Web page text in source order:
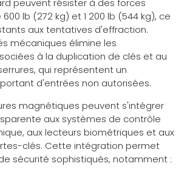
peuvent résister à des forces
lb (272 kg) et 1 200 lb (544 kg), ce
aux tentatives d'effraction.
mécaniques élimine les
à la duplication de clés et au
qui représentent un
d'entrées non autorisées.
magnétiques peuvent s'intégrer
aux systèmes de contrôle
aux lecteurs biométriques et aux
clés. Cette intégration permet
sécurité sophistiqués, notamment :